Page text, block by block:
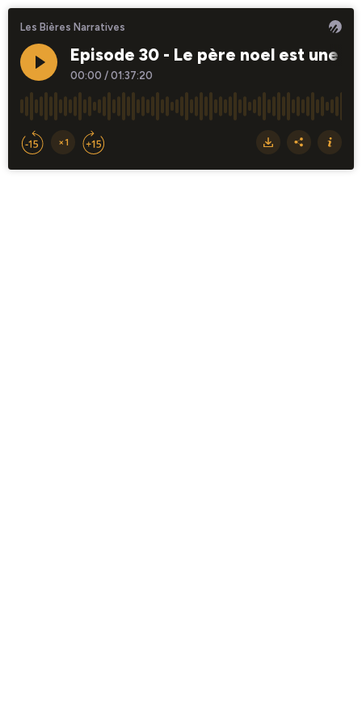
Les Bières Narratives
Episode 30 - Le père noel est une
00:00 / 01:37:20
×1